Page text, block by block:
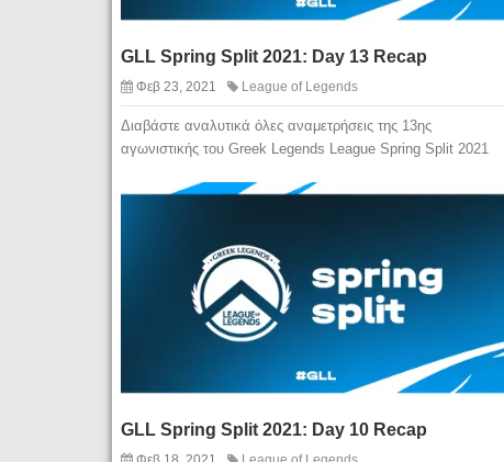
GLL Spring Split 2021: Day 13 Recap
Φεβ 23, 2021 League of Legends
Διαβάστε αναλυτικά όλες αναμετρήσεις της 13ης
αγωνιστικής του Greek Legends League Spring Split 2021
GLL Spring Split 2021: Day 10 Recap